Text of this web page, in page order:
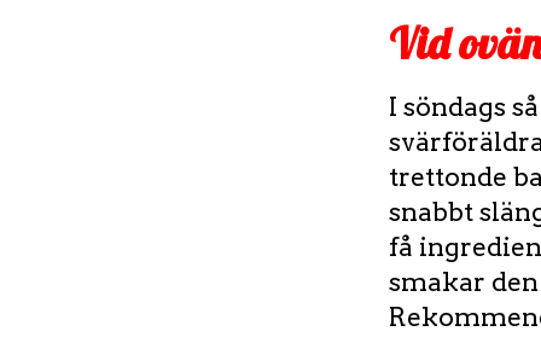
Vid
I söndags
trettonde
snabbt
få
smakar